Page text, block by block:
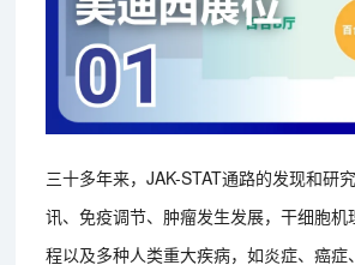
三十多年来，JAK-STAT通路的发现和研
讯、免疫调节、肿瘤发生发展，干细胞机
程以及多种人类重大疾病，如炎症、癌症